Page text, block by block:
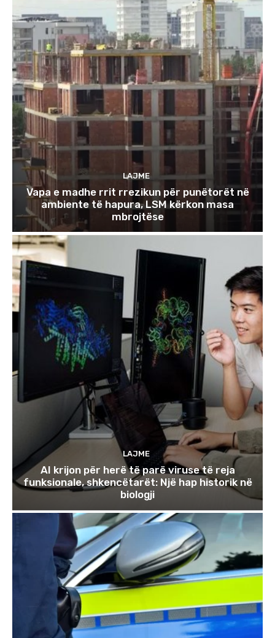
LAJME
Vapa e madhe rrit rrezikun për punëtorët në
ambiente të hapura, LSM kërkon masa
mbrojtëse
LAJME
AI krijon për herë të parë viruse të reja
funksionale, shkencëtarët: Një hap historik në
biologji